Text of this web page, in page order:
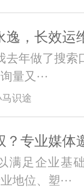
去年做了搜索
量又···
识途
满足企业基
地位、塑···